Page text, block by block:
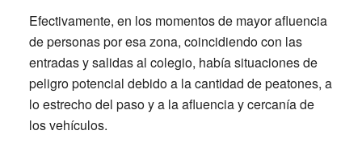
Efectivamente, en los momentos de mayor afluencia
de personas por esa zona, coincidiendo con las
entradas y salidas al colegio, había situaciones de
peligro potencial debido a la cantidad de peatones, a
lo estrecho del paso y a la afluencia y cercanía de
los vehículos.